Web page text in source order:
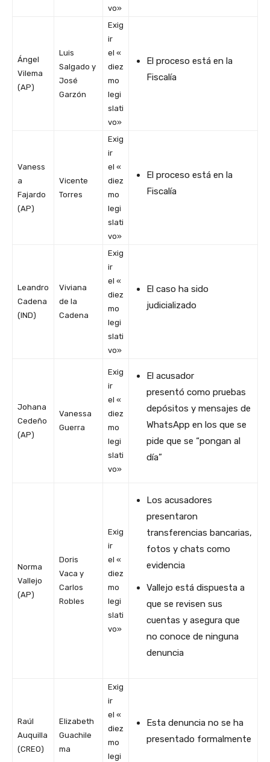
vo»
Ángel
Vilema
(AP)
Luis
Salgado y
José
Garzón
Exig
ir
el «
diez
mo
legi
slati
vo»
El proceso está en la
Fiscalía
Vaness
a
Fajardo
(AP)
Vicente
Torres
Exig
ir
el «
diez
mo
legi
slati
vo»
El proceso está en la
Fiscalía
Leandro
Cadena
(IND)
Viviana
de la
Cadena
Exig
ir
el «
diez
mo
legi
slati
vo»
El caso ha sido
judicializado
Johana
Cedeño
(AP)
Vanessa
Guerra
Exig
ir
el «
diez
mo
legi
slati
vo»
El acusador
presentó como pruebas
depósitos y mensajes de
WhatsApp en los que se
pide que se “pongan al
día”
Norma
Vallejo
(AP)
Doris
Vaca y
Carlos
Robles
Exig
ir
el «
diez
mo
legi
slati
vo»
Los acusadores
presentaron
transferencias bancarias,
fotos y chats como
evidencia
Vallejo está dispuesta a
que se revisen sus
cuentas y asegura que
no conoce de ninguna
denuncia
Raúl
Auquilla
(CREO)
Elizabeth
Guachile
ma
Exig
ir
el «
diez
mo
legi
Esta denuncia no se ha
presentado formalmente